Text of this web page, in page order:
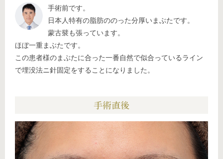
手術前です。
日本人特有の脂肪ののった分厚いまぶたです。
蒙古襞も張っています。
ほぼ一重まぶたです。
この患者様のまぶたに合った一番自然で似合っているライン
で埋没法ニ針固定をすることになりました。
手術直後